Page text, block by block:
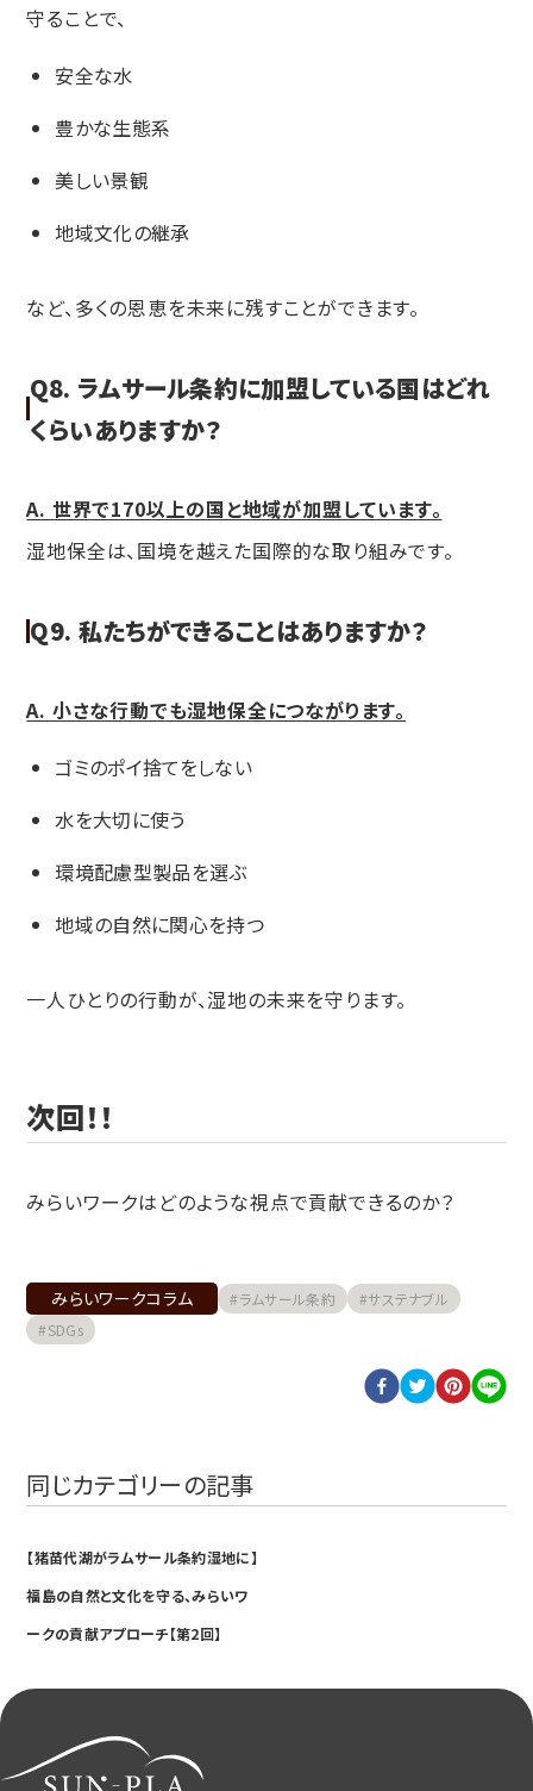
守ることで、
安全な水
豊かな生態系
美しい景観
地域文化の継承
など、多くの恩恵を未来に残すことができます。
Q8. ラムサール条約に加盟している国はどれ
くらいありますか？
A. 世界で170以上の国と地域が加盟しています。
湿地保全は、国境を越えた国際的な取り組みです。
Q9. 私たちができることはありますか？
A. 小さな行動でも湿地保全につながります。
ゴミのポイ捨てをしない
水を大切に使う
環境配慮型製品を選ぶ
地域の自然に関心を持つ
一人ひとりの行動が、湿地の未来を守ります。
次回！！
みらいワークはどのような視点で貢献できるのか？
みらいワークコラム #ラムサール条約 #サステナブル
#SDGs
同じカテゴリーの記事
NEW
【猪苗代湖がラムサール条約湿地に】
福島の自然と文化を守る、みらいワ
ークの貢献アプローチ【第2回】